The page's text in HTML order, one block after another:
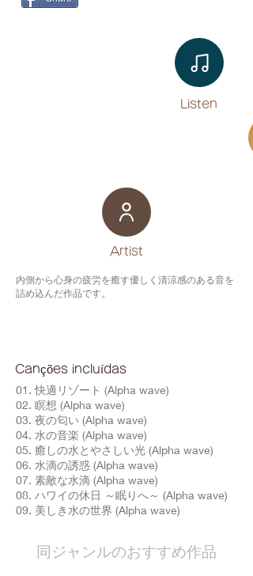
Listen​
​Artist
内側から心身の疲労を癒す優しく清涼感のある音を
詰め込んだ作品です。
Canções incluídas
01. 快適リゾート (Alpha wave)
02. 瞑想 (Alpha wave)
03. 夜の匂い (Alpha wave)
04. 水の音楽 (Alpha wave)
05. 癒しの水とやさしい光 (Alpha wave)
06. 水滴の誘惑 (Alpha wave)
07. 素敵な水滴 (Alpha wave)
08. ハワイの休日 ～眠りへ～ (Alpha wave)
09. 美しき水の世界 (Alpha wave)
​同ジャンルのおすすめ作品